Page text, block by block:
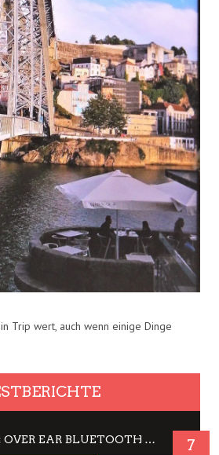
Trip wert, auch wenn einige Dinge
JBL TUNE 720BT: OVER EAR BLUETOOTH KOPFHÖRER UM DIE 50,-€ IM DAUER-TEST 7